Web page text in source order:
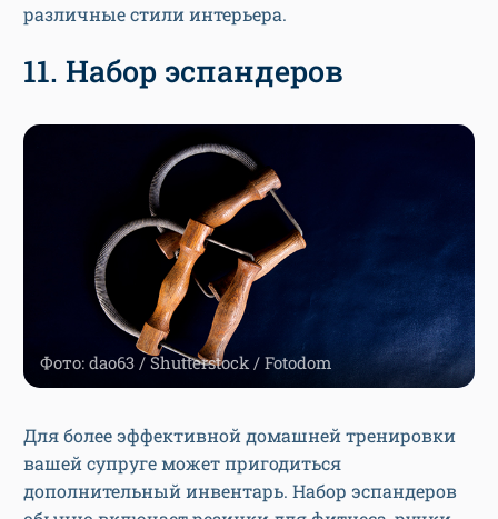
различные стили интерьера.
11. Набор эспандеров
Фото: dao63 / Shutterstock / Fotodom
Для более эффективной домашней тренировки
вашей супруге может пригодиться
дополнительный инвентарь. Набор эспандеров